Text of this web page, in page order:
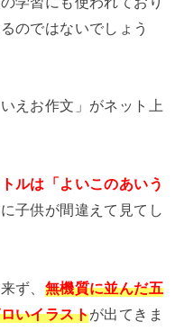
のではないでしょう
えお作文」がネット上
ルは「よいこのあいう
子供が間違えて見てし
ず、 無機質に並んだ五
いイラストが出てきま